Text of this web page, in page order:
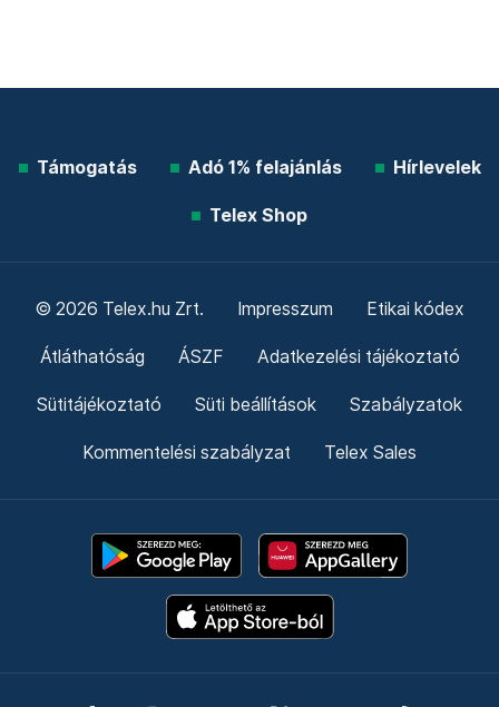
Támogatás Adó 1% felajánlás Hírlevelek
Telex Shop
© 2026 Telex.hu Zrt. Impresszum Etikai kódex
Átláthatóság ÁSZF Adatkezelési tájékoztató
Sütitájékoztató Süti beállítások Szabályzatok
Kommentelési szabályzat Telex Sales